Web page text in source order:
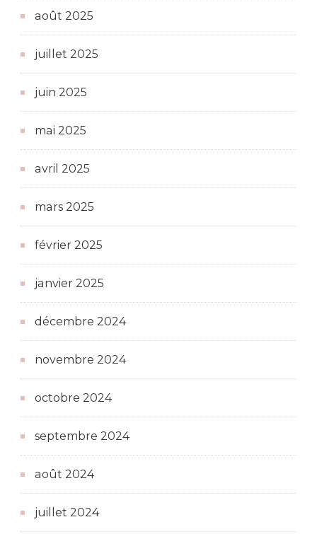
août 2025
juillet 2025
juin 2025
mai 2025
avril 2025
mars 2025
février 2025
janvier 2025
décembre 2024
novembre 2024
octobre 2024
septembre 2024
août 2024
juillet 2024